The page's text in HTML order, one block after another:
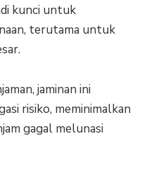
kunci untuk
terutama untuk
jaminan ini
risiko, meminimalkan
gagal melunasi